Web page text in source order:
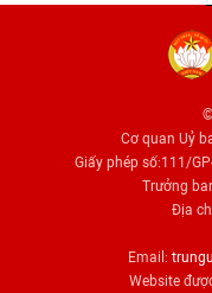
Cơ quan Uỷ
Giấy phép số:111/
Trưởng
Địa
Email:
Website